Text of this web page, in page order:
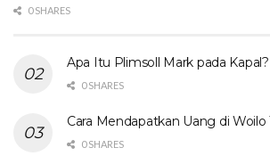
0 SHARES
Apa Itu Plimsoll Mark pada
0 SHARES
Cara Mendapatkan Uang di Woilo
0 SHARES